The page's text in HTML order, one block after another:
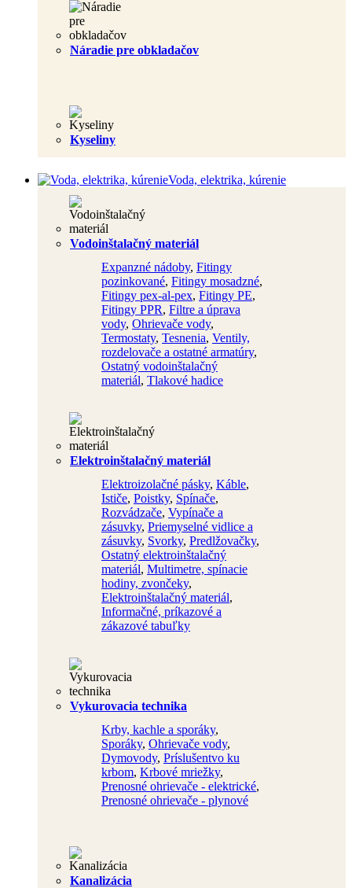
Náradie pre obkladačov
Kyseliny
Voda, elektrika, kúrenie
Vodoinštalačný materiál
Expanzné nádoby, Fitingy
pozinkované, Fitingy mosadzné,
Fitingy pex-al-pex, Fitingy PE,
Fitingy PPR, Filtre a úprava
vody, Ohrievače vody,
Termostaty, Tesnenia, Ventily,
rozdelovače a ostatné armatúry,
Ostatný vodoinštalačný
materiál, Tlakové hadice
Elektroinštalačný materiál
Elektroizolačné pásky, Káble,
Ističe, Poistky, Spínače,
Rozvádzače, Vypínače a
zásuvky, Priemyselné vidlice a
zásuvky, Svorky, Predlžovačky,
Ostatný elektroinštalačný
materiál, Multimetre, spínacie
hodiny, zvončeky,
Elektroinštalačný materiál,
Informačné, príkazové a
zákazové tabuľky
Vykurovacia technika
Krby, kachle a sporáky,
Sporáky, Ohrievače vody,
Dymovody, Príslušentvo ku
krbom, Krbové mriežky,
Prenosné ohrievače - elektrické,
Prenosné ohrievače - plynové
Kanalizácia